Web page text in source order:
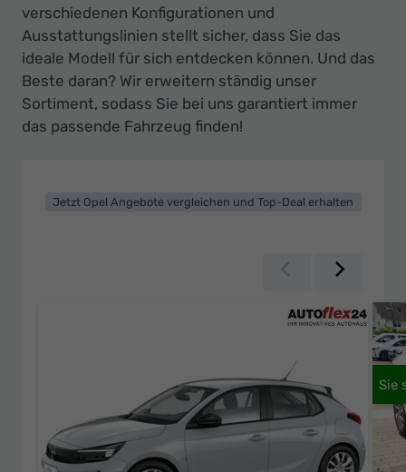
verschiedenen Konfigurationen und
Ausstattungslinien stellt sicher, dass Sie das
ideale Modell für sich entdecken können. Und das
Beste daran? Wir erweitern ständig unser
Sortiment, sodass Sie bei uns garantiert immer
das passende Fahrzeug finden!
Jetzt Opel Angebote vergleichen und Top-Deal erhalten
Zurück